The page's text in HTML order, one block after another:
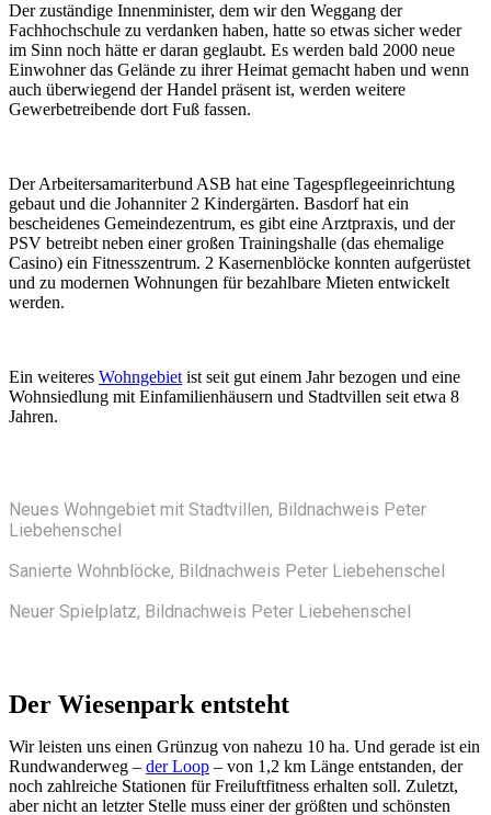
Der zuständige Innenminister, dem wir den Weggang der
Fachhochschule zu verdanken haben, hatte so etwas sicher weder
im Sinn noch hätte er daran geglaubt. Es werden bald 2000 neue
Einwohner das Gelände zu ihrer Heimat gemacht haben und wenn
auch überwiegend der Handel präsent ist, werden weitere
Gewerbetreibende dort Fuß fassen.
Der Arbeitersamariterbund ASB hat eine Tagespflegeeinrichtung
gebaut und die Johanniter 2 Kindergärten. Basdorf hat ein
bescheidenes Gemeindezentrum, es gibt eine Arztpraxis, und der
PSV betreibt neben einer großen Trainingshalle (das ehemalige
Casino) ein Fitnesszentrum. 2 Kasernenblöcke konnten aufgerüstet
und zu modernen Wohnungen für bezahlbare Mieten entwickelt
werden.
Ein weiteres Wohngebiet ist seit gut einem Jahr bezogen und eine
Wohnsiedlung mit Einfamilienhäusern und Stadtvillen seit etwa 8
Jahren.
Neues Wohngebiet mit Stadtvillen, Bildnachweis Peter
Liebehenschel
Sanierte Wohnblöcke, Bildnachweis Peter Liebehenschel
Neuer Spielplatz, Bildnachweis Peter Liebehenschel
Der Wiesenpark entsteht
Wir leisten uns einen Grünzug von nahezu 10 ha. Und gerade ist ein
Rundwanderweg – der Loop – von 1,2 km Länge entstanden, der
noch zahlreiche Stationen für Freiluftfitness erhalten soll. Zuletzt,
aber nicht an letzter Stelle muss einer der größten und schönsten